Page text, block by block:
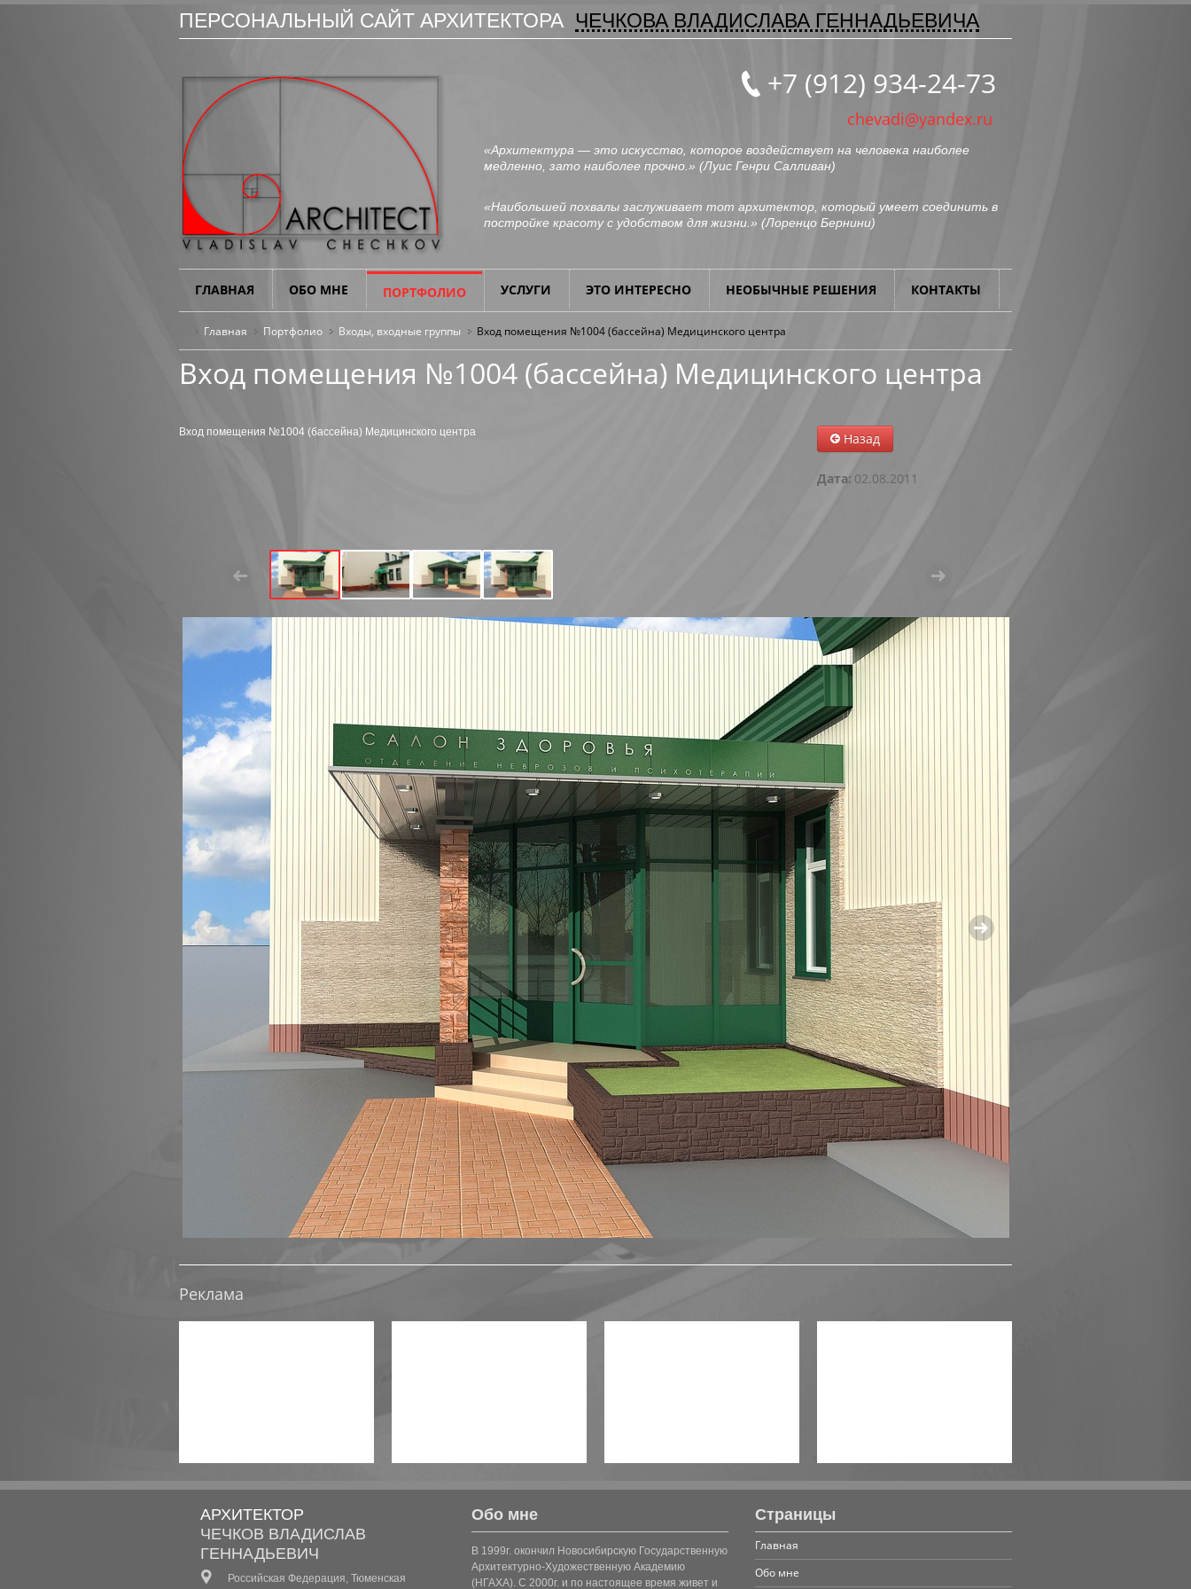
ПЕРСОНАЛЬНЫЙ САЙТ АРХИТЕКТОРА ЧЕЧКОВА ВЛАДИСЛАВА ГЕННАДЬЕВИЧА
+7 (912) 934-24-73
chevadi@yandex.ru
«Архитектура — это искусство, которое воздействует на человека наиболее
медленно, зато наиболее прочно.» (Луис Генри Салливан)
«Наибольшей похвалы заслуживает тот архитектор, который умеет соединить в
постройке красоту с удобством для жизни.» (Лоренцо Бернини)
ГЛАВНАЯ ОБО МНЕ ПОРТФОЛИО УСЛУГИ ЭТО ИНТЕРЕСНО НЕОБЫЧНЫЕ РЕШЕНИЯ КОНТАКТЫ
Главная Портфолио Входы, входные группы Вход помещения №1004 (бассейна) Медицинского центра
Вход помещения №1004 (бассейна) Медицинского центра
Вход помещения №1004 (бассейна) Медицинского центра Назад
Дата: 02.08.2011
Реклама
АРХИТЕКТОР
ЧЕЧКОВ ВЛАДИСЛАВ
ГЕННАДЬЕВИЧ
Российская Федерация, Тюменская
Обо мне
В 1999г. окончил Новосибирскую Государственную
Архитектурно-Художественную Академию
(НГАХА). С 2000г. и по настоящее время живет и
Страницы
Главная
Обо мне